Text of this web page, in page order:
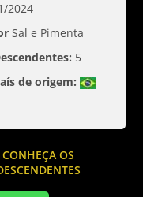
2024
Sal e Pimenta
5
de origem:
CONHEÇA OS